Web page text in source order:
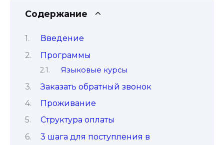
Содержание
Введение
Программы
Языковые курсы
Заказать обратный звонок
Проживание
Структура оплаты
3 шага для поступления в